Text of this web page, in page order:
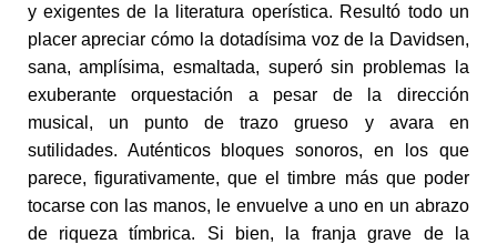
y exigentes de la literatura operística. Resultó todo un
placer apreciar cómo la dotadísima voz de la Davidsen,
sana, amplísima, esmaltada, superó sin problemas la
exuberante orquestación a pesar de la dirección
musical, un punto de trazo grueso y avara en
sutilidades. Auténticos bloques sonoros, en los que
parece, figurativamente, que el timbre más que poder
tocarse con las manos, le envuelve a uno en un abrazo
de riqueza tímbrica. Si bien, la franja grave de la